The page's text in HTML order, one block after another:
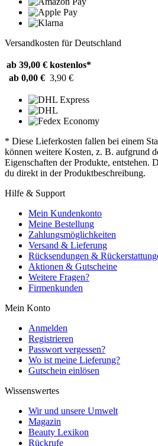
Versandkosten für Deutschland
ab 39,00 € kostenlos*
ab 0,00 € 3,90 €
* Diese Lieferkosten fallen bei einem
können weitere Kosten, z. B. aufgrund
Eigenschaften der Produkte, entstehen.
du direkt in der Produktbeschreibung.
Hilfe & Support
Mein Kundenkonto
Meine Bestellung
Zahlungsmöglichkeiten
Versand & Lieferung
Rücksendungen &
Aktionen & Gutscheine
Weitere Fragen?
Firmenkunden
Mein Konto
Anmelden
Registrieren
Passwort vergessen?
Wo ist meine Lieferung?
Gutschein einlösen
Wissenswertes
Wir und unsere Umwelt
Magazin
Beauty Lexikon
Rückrufe